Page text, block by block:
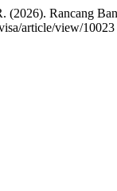
Rancang
article/view/10023